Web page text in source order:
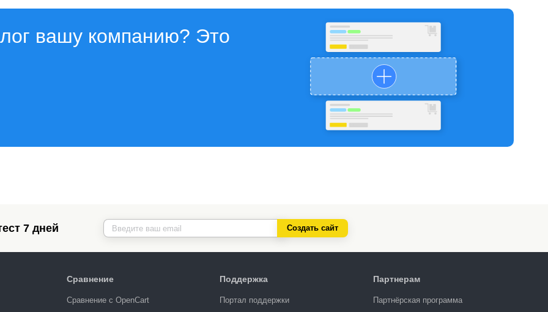
вашу компанию? Это
7 дней Создать сайт
Сравнение
Сравнение с OpenCart
Поддержка
Портал поддержки
Партнерам
Партнёрская программа